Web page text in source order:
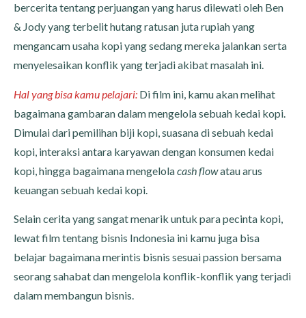
bercerita tentang perjuangan yang harus dilewati oleh Ben
& Jody yang terbelit hutang ratusan juta rupiah yang
mengancam usaha kopi yang sedang mereka jalankan serta
menyelesaikan konflik yang terjadi akibat masalah ini.
Hal yang bisa kamu pelajari: Di film ini, kamu akan melihat
bagaimana gambaran dalam mengelola sebuah kedai kopi.
Dimulai dari pemilihan biji kopi, suasana di sebuah kedai
kopi, interaksi antara karyawan dengan konsumen kedai
kopi, hingga bagaimana mengelolacash flowatau arus
keuangan sebuah kedai kopi.
Selain cerita yang sangat menarik untuk para pecinta kopi,
lewat film tentang bisnis Indonesia ini kamu juga bisa
belajar bagaimana merintis bisnis sesuai passion bersama
seorang sahabat dan mengelola konflik-konflik yang terjadi
dalam membangun bisnis.